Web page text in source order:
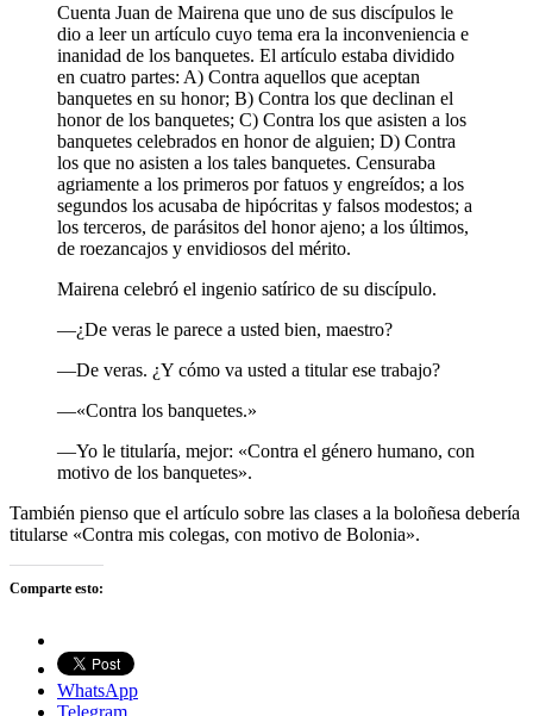
Cuenta Juan de Mairena que uno de sus discípulos le
dio a leer un artículo cuyo tema era la inconveniencia e
inanidad de los banquetes. El artículo estaba dividido
en cuatro partes: A) Contra aquellos que aceptan
banquetes en su honor; B) Contra los que declinan el
honor de los banquetes; C) Contra los que asisten a los
banquetes celebrados en honor de alguien; D) Contra
los que no asisten a los tales banquetes. Censuraba
agriamente a los primeros por fatuos y engreídos; a los
segundos los acusaba de hipócritas y falsos modestos; a
los terceros, de parásitos del honor ajeno; a los últimos,
de roezancajos y envidiosos del mérito.
Mairena celebró el ingenio satírico de su discípulo.
—¿De veras le parece a usted bien, maestro?
—De veras. ¿Y cómo va usted a titular ese trabajo?
—«Contra los banquetes.»
—Yo le titularía, mejor: «Contra el género humano, con
motivo de los banquetes».
También pienso que el artículo sobre las clases a la boloñesa debería
titularse «Contra mis colegas, con motivo de Bolonia».
Comparte esto:
WhatsApp
Telegram